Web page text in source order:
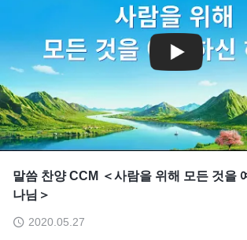
말씀 찬양 CCM ＜사람을 위해 모든 것을
나님＞
2020.05.27